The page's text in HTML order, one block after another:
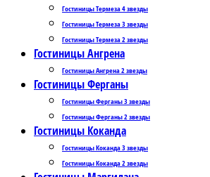
Гостиницы Термеза 4 звезды
Гостиницы Термеза 3 звезды
Гостиницы Термеза 2 звезды
Гостиницы Ангрена
Гостиницы Ангрена 2 звезды
Гостиницы Ферганы
Гостиницы Ферганы 3 звезды
Гостиницы Ферганы 2 звезды
Гостиницы Коканда
Гостиницы Коканда 3 звезды
Гостиницы Коканда 2 звезды